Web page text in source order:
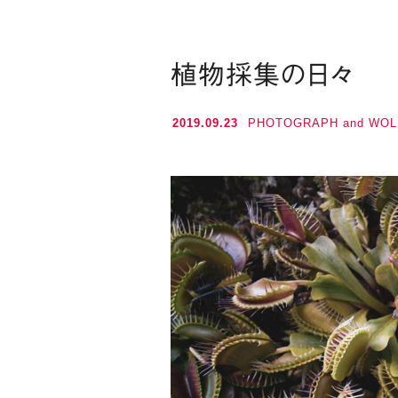
植物採集の日々
2019.09.23 PHOTOGRAPH and